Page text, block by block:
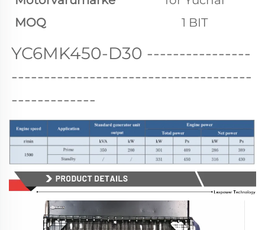
MOQ
1 BIT
YC6MK450-D30 ----------------
-------------------------------------
-------------